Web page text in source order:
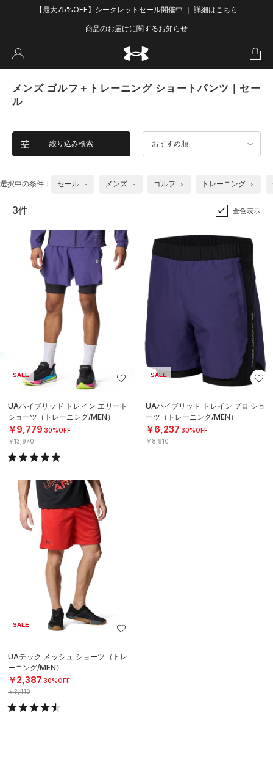
【最大75%OFF】シークレットセール開催中 ｜ 詳細はこちら
商品のお届けに関するお知らせ
メンズ ゴルフ＋トレーニング ショートパンツ｜セー
ル
絞り込み検索 おすすめ順
選択中の条件： セール メンズ ゴルフ トレーニング
3件 全色表示
SALE
UAハイブリッド トレイン エリート
ショーツ（トレーニング/MEN）
￥9,779 30%OFF
￥13,970
SALE
UAハイブリッド トレイン プロ ショ
ーツ（トレーニング/MEN）
￥6,237 30%OFF
￥8,910
SALE
UAテック メッシュ ショーツ（トレ
ーニング/MEN）
￥2,387 30%OFF
￥3,410